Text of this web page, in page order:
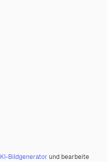
KI-Bildgenerator und bearbeite